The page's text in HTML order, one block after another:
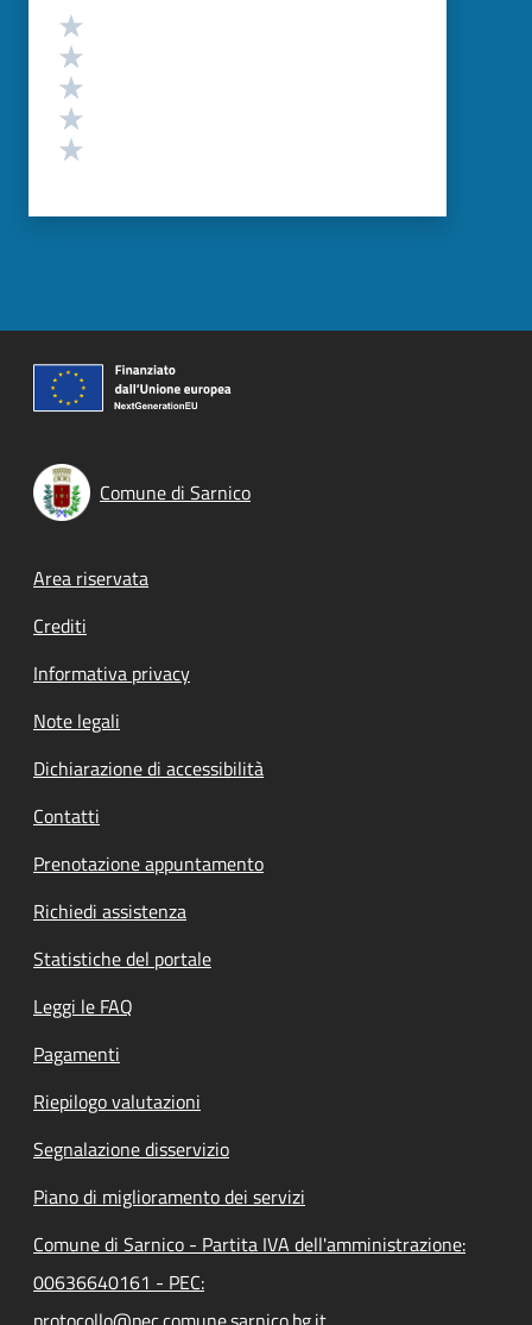
Valutazione
Comune di Sarnico
Footer menu
Area riservata
Crediti
Informativa privacy
Note legali
Dichiarazione di accessibilità
Contatti
Prenotazione appuntamento
Richiedi assistenza
Statistiche del portale
Leggi le FAQ
Pagamenti
Riepilogo valutazioni
Segnalazione disservizio
Piano di miglioramento dei servizi
Comune di Sarnico - Partita IVA dell'amministrazione:
00636640161 - PEC: